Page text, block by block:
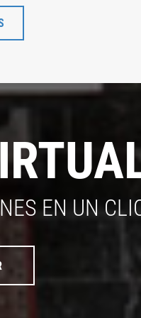
EN UN